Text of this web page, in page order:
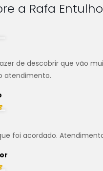
a Rafa
de descobrir que vão
atendimento.
foi acordado.